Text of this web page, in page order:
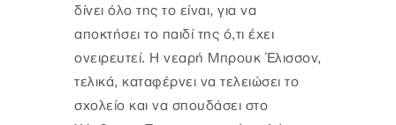
δίνει όλο της το είναι, για να
αποκτήσει το παιδί της ό,τι έχει
ονειρευτεί. Η νεαρή Μπρουκ Έλισσον,
τελικά, καταφέρνει να τελειώσει το
σχολείο και να σπουδάσει στο